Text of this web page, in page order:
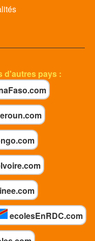
d'autres pays :
ecolesEnRDC.com